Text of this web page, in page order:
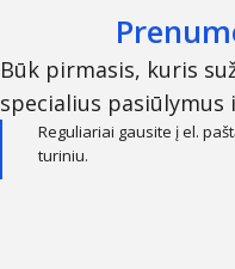
Būk pirmasis, kuris
specialius
Reguliariai gausite į el.
turiniu.